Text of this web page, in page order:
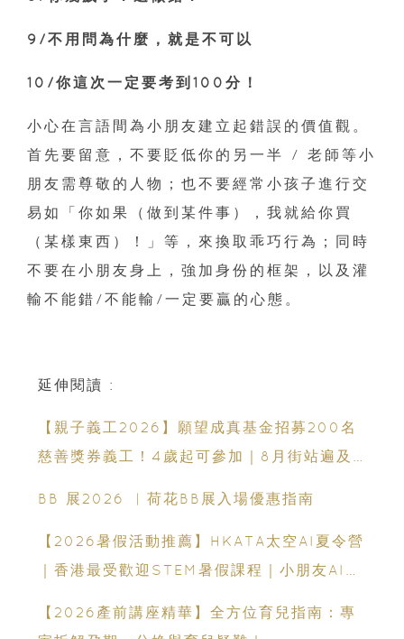
9/不用問為什麼，就是不可以
10/你這次一定要考到100分！
小心在言語間為小朋友建立起錯誤的價值觀。
首先要留意，不要貶低你的另一半 / 老師等小
朋友需尊敬的人物；也不要經常小孩子進行交
易如「你如果（做到某件事），我就給你買
（某樣東西）！」等，來換取乖巧行為；同時
不要在小朋友身上，強加身份的框架，以及灌
輸不能錯/不能輸/一定要贏的心態。
延伸閱讀 :
【親子義工2026】願望成真基金招募200名
慈善獎券義工！4歲起可參加｜8月街站遍及
BB 展2026 ︳荷花BB展入場優惠指南
【2026暑假活動推薦】HKATA太空AI夏令營
｜香港最受歡迎STEM暑假課程｜小朋友AI課
【2026產前講座精華】全方位育兒指南：專